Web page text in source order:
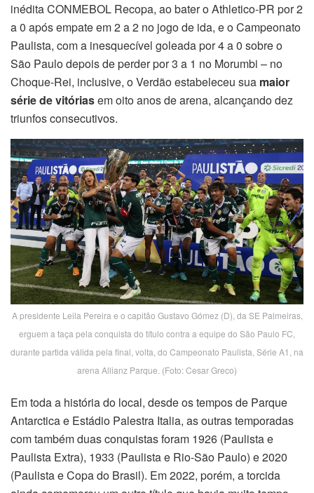
inédita CONMEBOL Recopa, ao bater o Athletico-PR por 2
a 0 após empate em 2 a 2 no jogo de ida, e o Campeonato
Paulista, com a inesquecível goleada por 4 a 0 sobre o
São Paulo depois de perder por 3 a 1 no Morumbi – no
Choque-Rei, inclusive, o Verdão estabeleceu sua maior
série de vitóriasem oito anos de arena, alcançando dez
triunfos consecutivos.
A presidente Leila Pereira e o capitão Gustavo Gómez (D), da SE Palmeiras,
erguem a taça pela conquista do título contra a equipe do São Paulo FC,
durante partida válida pela final, volta, do Campeonato Paulista, Série A1, na
arena Allianz Parque. (Foto: Cesar Greco)
Em toda a história do local, desde os tempos de Parque
Antarctica e Estádio Palestra Italia, as outras temporadas
com também duas conquistas foram 1926 (Paulista e
Paulista Extra), 1933 (Paulista e Rio-São Paulo) e 2020
(Paulista e Copa do Brasil). Em 2022, porém, a torcida